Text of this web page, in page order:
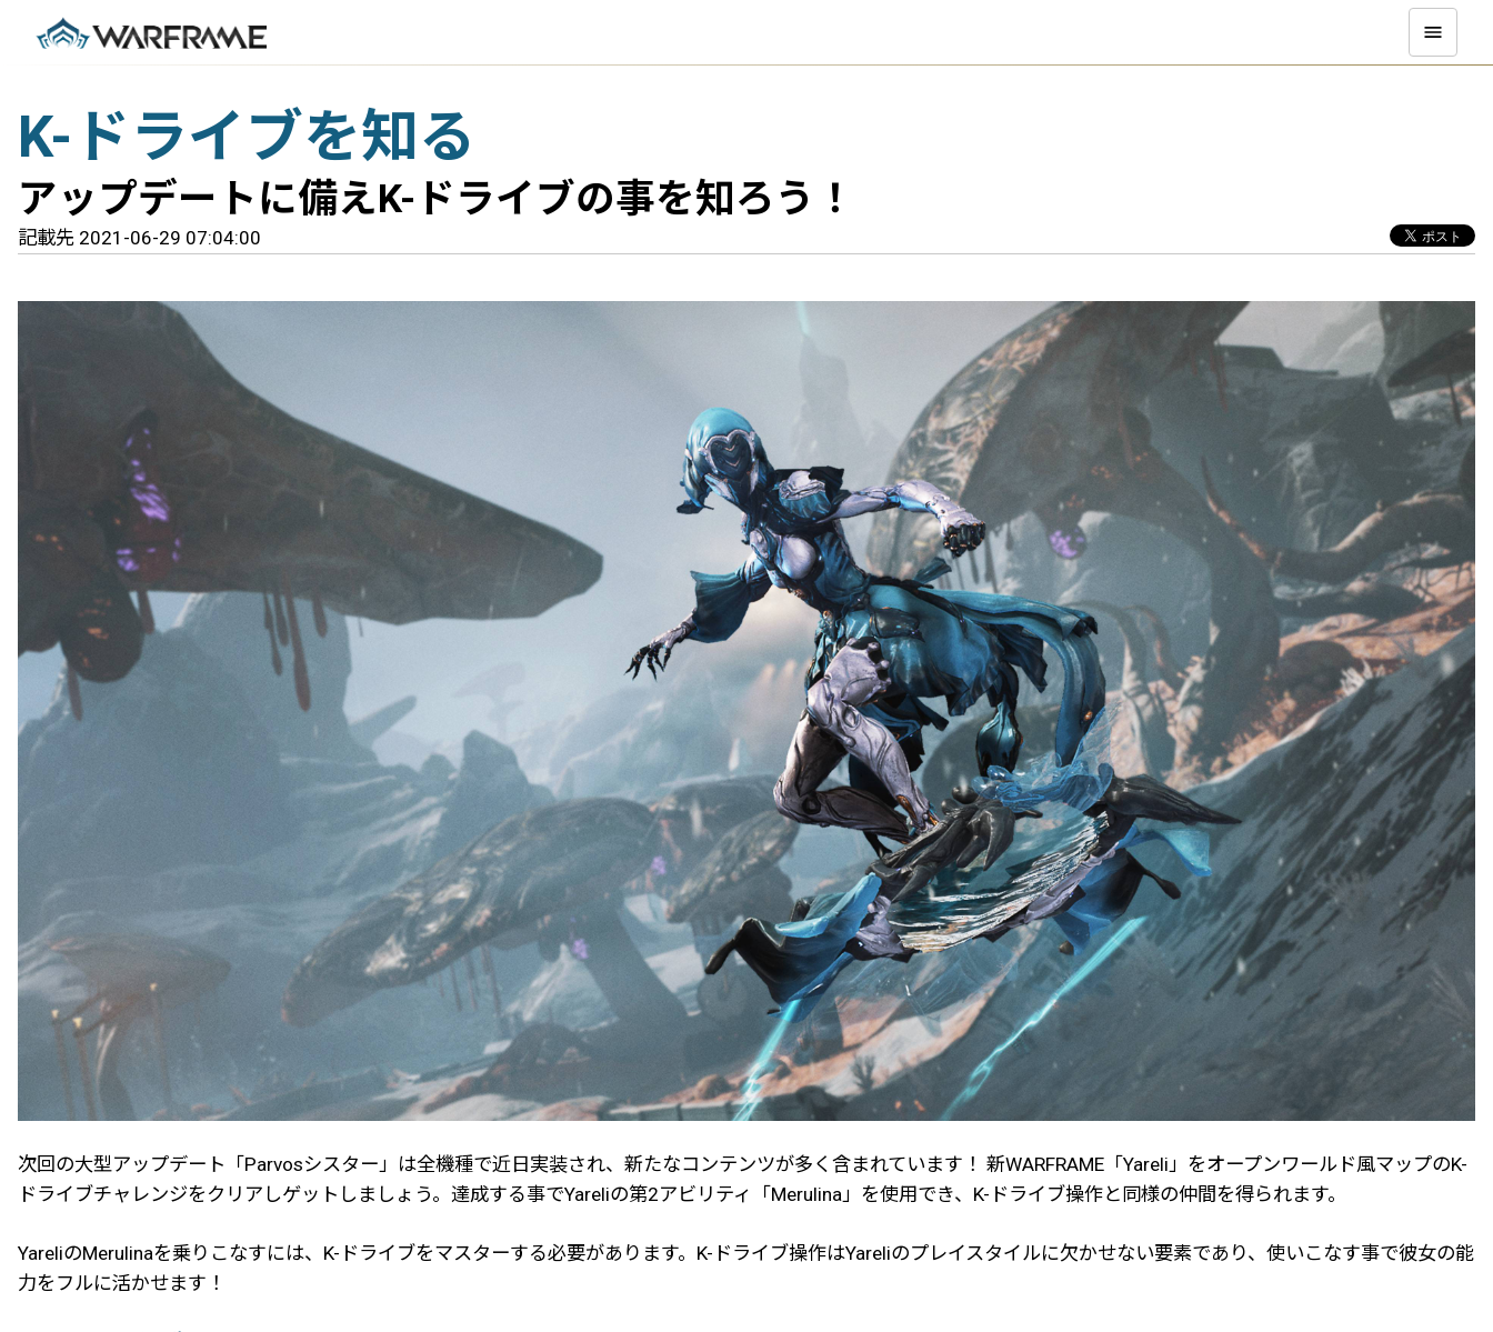
K-ドライブを知る
アップデートに備えK-ドライブの事を知ろう！
記載先 2021-06-29 07:04:00
次回の大型アップデート「Parvosシスター」は全機種で近日実装され、新たなコンテンツが多く含まれています！ 新WARFRAME「Yareli」をオープンワールド風マップのK-
ドライブチャレンジをクリアしゲットしましょう。達成する事でYareliの第2アビリティ「Merulina」を使用でき、K-ドライブ操作と同様の仲間を得られます。
YareliのMerulinaを乗りこなすには、K-ドライブをマスターする必要があります。K-ドライブ操作はYareliのプレイスタイルに欠かせない要素であり、使いこなす事で彼女の能
力をフルに活かせます！